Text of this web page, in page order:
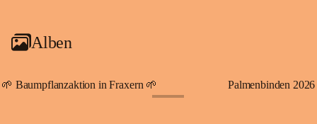
An Samstagen, Sonn- und Feiertagen können Sie bequem
persönlichen Linienbus zur gewünschten Zeit zu Ihrer
Haltestelle bestellen. Sowohl von Weiler kommend nach
Alben
🌱 Baumpflanzaktion in Fraxern 🌱 Palmenbinden 2026